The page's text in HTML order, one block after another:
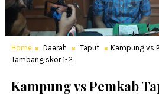
Home Daerah Taput
Kampung vs
Tambang skor 1-2
Kampung vs Pemkab